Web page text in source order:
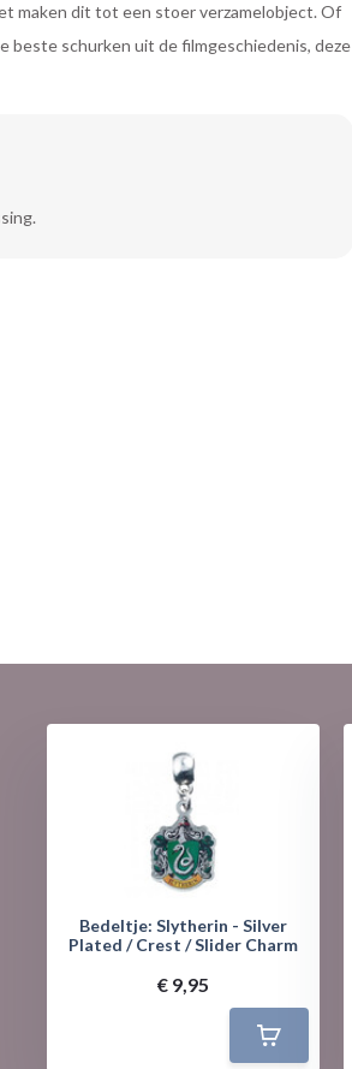
maken dit tot een stoer verzamelobject. Of
beste schurken uit de filmgeschiedenis, deze
Bedeltje: Slytherin - Silver
Plated / Crest / Slider Charm
€ 9,95